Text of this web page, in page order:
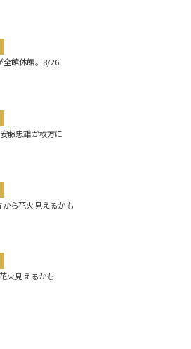
全館休館。8/26
藤忠雄が枚方に
から花火見えるかも
火見えるかも